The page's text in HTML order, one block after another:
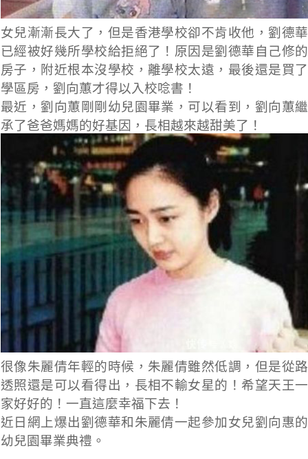
女兒漸漸長大了，但是香港學校卻不肯收他，劉德華
已經被好幾所學校給拒絕了！原因是劉德華自己修的
房子，附近根本沒學校，離學校太遠，最後還是買了
學區房，劉向蕙才得以入校唸書！
最近，劉向蕙剛剛幼兒園畢業，可以看到，劉向蕙繼
承了爸爸媽媽的好基因，長相越來越甜美了！
很像朱麗倩年輕的時候，朱麗倩雖然低調，但是從路
透照還是可以看得出，長相不輸女星的！希望天王一
家好好的！一直這麼幸福下去！
近日網上爆出劉德華和朱麗倩一起參加女兒劉向惠的
幼兒園畢業典禮。